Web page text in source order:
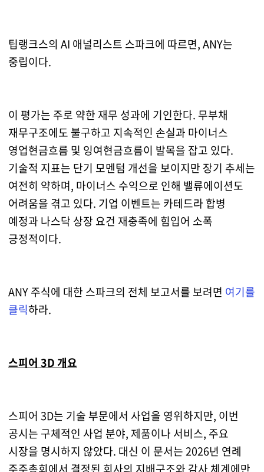
팁랭크스의 AI 애널리스트 스파크에 따르면, ANY는
중립이다.
이 평가는 주로 약한 재무 성과에 기인한다. 무부채
재무구조에도 불구하고 지속적인 손실과 마이너스
영업현금흐름 및 잉여현금흐름이 발목을 잡고 있다.
기술적 지표는 단기 모멘텀 개선을 보이지만 장기 추세는
여전히 약하며, 마이너스 수익으로 인해 밸류에이션도
어려움을 겪고 있다. 기업 이벤트는 카테드라 합병
예정과 나스닥 상장 요건 재충족에 힘입어 소폭
긍정적이다.
ANY 주식에 대한 스파크의 전체 보고서를 보려면 여기를
클릭하라.
스피어 3D 개요
스피어 3D는 기술 부문에서 사업을 영위하지만, 이번
공시는 구체적인 사업 분야, 제품이나 서비스, 주요
시장을 명시하지 않았다. 대신 이 문서는 2026년 연례